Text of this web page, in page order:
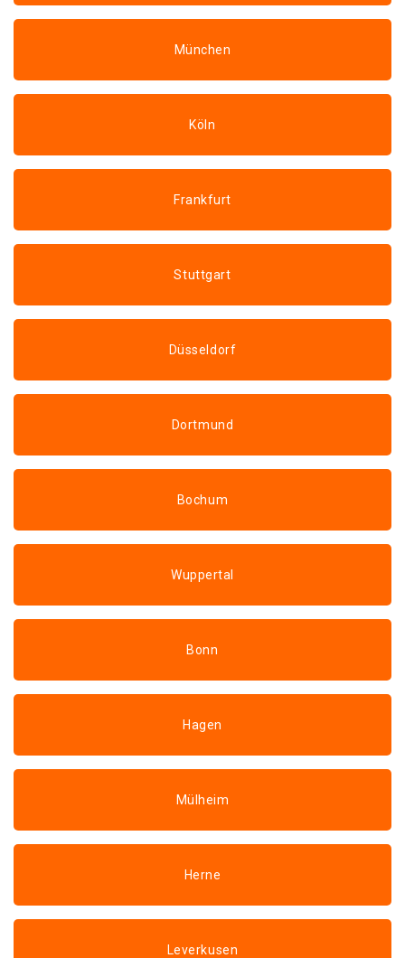
München
Köln
Frankfurt
Stuttgart
Düsseldorf
Dortmund
Bochum
Wuppertal
Bonn
Hagen
Mülheim
Herne
Leverkusen